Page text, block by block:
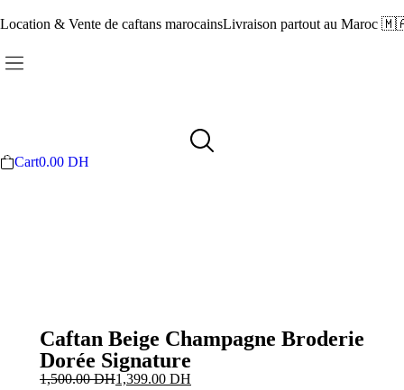
Location & Vente de caftans marocainsLivraison partout au Maroc
Cart0.00 DH
Caftan Beige Champagne Broderie
Dorée Signature
1,500.00DH1,399.00 DH